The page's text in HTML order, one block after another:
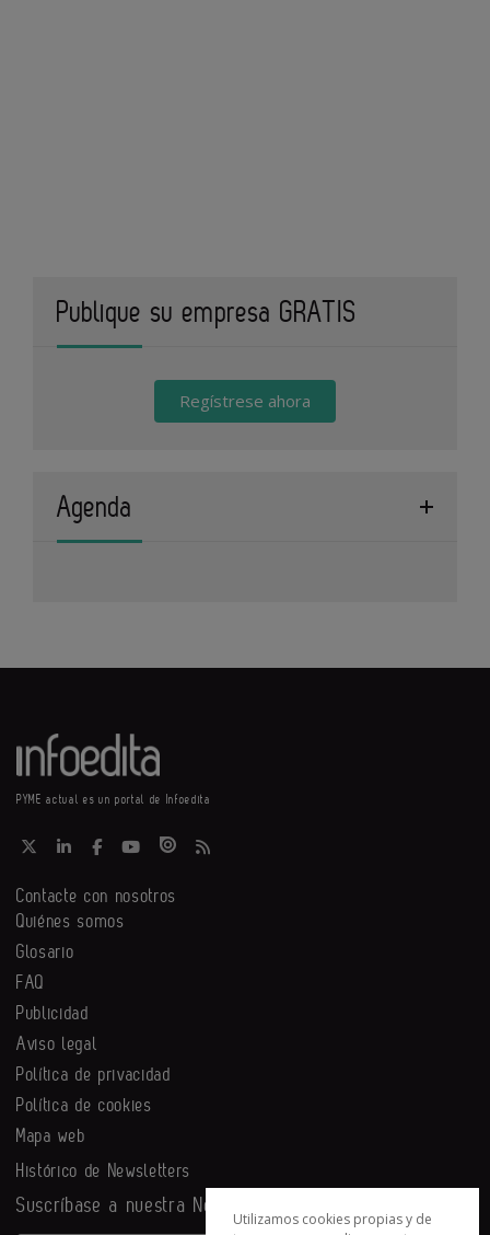
Publique su empresa GRATIS
Regístrese ahora
Agenda
PYME actual es un portal de Infoedita
Contacte con nosotros
Quiénes somos
Glosario
FAQ
Publicidad
Aviso legal
Política de privacidad
Política de cookies
Mapa web
Histórico de Newsletters
Suscríbase a nuestra Newsletter
Utilizamos cookies propias y de